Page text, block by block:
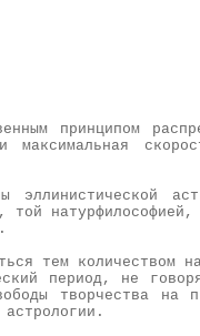
принципом
максимальная
эллинистической
той
тем количеством
период, не
творчества